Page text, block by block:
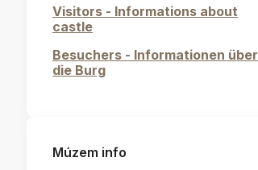
Visitors - Informations about
castle
Besuchers - Informationen über
die Burg
Múzem info